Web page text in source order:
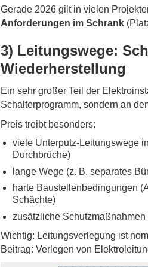
Gerade 2026 gilt in vielen
Anforderungen im Schrank
3) Leitungswege:
Wiederherstellung
Ein sehr großer Teil der
Schalterprogramm, sondern an
Preis treibt besonders:
viele Unterputz-Leitungswege
Durchbrüche)
lange Wege (z. B. separates
harte Baustellenbedingungen
Schächte)
zusätzliche
Wichtig: Leitungsverlegung ist
Beitrag: Verlegen von